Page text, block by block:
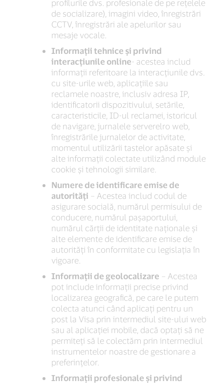
profilurile dvs. profesionale de pe rețelele
de socializare), imagini video, înregistrări
CCTV, înregistrări ale apelurilor sau
mesaje vocale.
Informații tehnice și privind
interacțiunile online- acestea includ
informații referitoare la interacțiunile dvs.
cu site-urile web, aplicațiile sau
reclamele noastre, inclusiv adresa IP,
identificatorii dispozitivului, setările,
caracteristicile, ID-ul reclamei, istoricul
de navigare, jurnalele serverelro web,
înregistrările jurnalelor de activitate,
momentul utilizării tastelor apăsate și
alte informații colectate utilizând module
cookie și tehnologii similare.
Numere de identificare emise de
autorități – Acestea includ codul de
asigurare socială, numărul permisului de
conducere, numărul pașaportului,
numărul cărții de identitate naționale și
alte elemente de identificare emise de
autorități în conformitate cu legislația în
vigoare.
Informații de geolocalizare – Acestea
pot include informații precise privind
localizarea geografică, pe care le putem
colecta atunci când aplicați pentru un
post la Visa prin intermediul site-ului web
sau al aplicației mobile, dacă optați să ne
permiteți să le colectăm prin intermediul
instrumentelor noastre de gestionare a
preferințelor.
Informații profesionale și privind